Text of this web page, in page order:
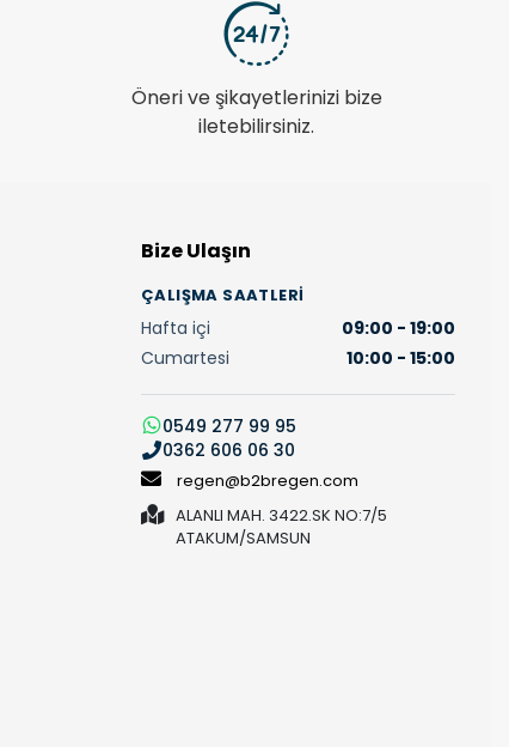
Öneri ve şikayetlerinizi bize
iletebilirsiniz.
Bize Ulaşın
ÇALIŞMA SAATLERI
Hafta içi
09:00 - 19:00
Cumartesi
10:00 - 15:00
0549 277 99 95
0362 606 06 30
regen@b2bregen.com
ALANLI MAH. 3422.SK NO:7/5
ATAKUM/SAMSUN